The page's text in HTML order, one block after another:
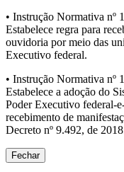
• Instrução Normativa nº
Estabelece regra para
ouvidoria por meio das
Executivo federal.
• Instrução Normativa nº
Estabelece a adoção do
Poder Executivo federal-
recebimento de
Decreto nº 9.492, de
Fechar